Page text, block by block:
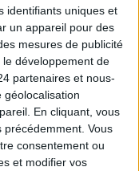
identifiants uniques et
un appareil pour des
mesures de publicité
développement de
partenaires et nous-
géolocalisation
En cliquant, vous
précédemment. Vous
consentement ou
et modifier vos
plus de 3 000€ de
en 2020 sont
l’année 2021.
la CFE due en
impots.gouv.fr.
adressé.